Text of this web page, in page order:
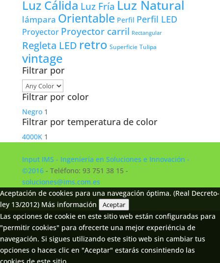
Luz Cálida Luz Fría Luz Natural
lámpara Orientable Perfil Perfil LED
Proyector Proyector carril Rectangular
Regleta LED retro Superficie Tulipa
vintage
Filtrar por
Filtrar por color
Negro 1
Filtrar por temperatura de color
4000K 1
Input IMS - Ingeniería en Soluciones e Innovación -
©2016- Teléfono: 93 751 38 15 -
soluciones@ims.com.es
Aceptación de cookies para una navegación óptima. (Real Decreto-
ley 13/2012) Más información Aceptar
Las opciones de cookie en este sitio web están configuradas para
"permitir cookies" para ofrecerte una mejor experiéncia de
navegación. Si sigues utilizando este sitio web sin cambiar tus
opciones o haces clic en "Aceptar" estarás consintiendo las